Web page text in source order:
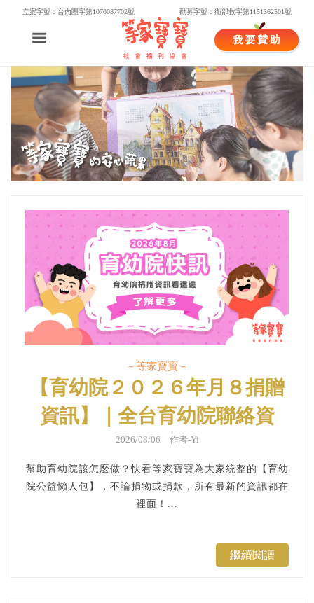
立案字號：台內團字第1070087702號 勸募字號：衛部救字第1151362501號
－等家寶寶－
【育幼院２０２６年月８捐贈
資訊】｜全台育幼院聯絡資
訊，幫助弱勢孩童，公益捐
款、物資需求、志工招募
2026/08/06 作者-Yi
幫助育幼院該怎麼做？快看等家寶寶為大家統整的【育幼
院公益懶人包】，不論捐物或捐款，所有最新的資訊都在
裡面！...
繼續閱讀